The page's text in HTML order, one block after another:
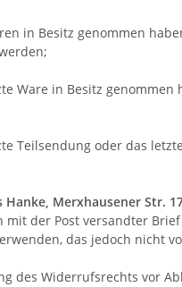
in Besitz genommen
;
in Besitz
oder das
Merxhausener Str.
der Post versandter
das jedoch nicht
des Widerrufsrechts vor